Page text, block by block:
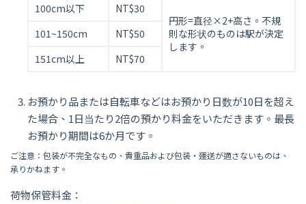
100cm以下
NT$30
円形=直径×2+高さ。不規
則な形状のものは駅が決定
します。
101~150cm
NT$50
151cm以上
NT$70
お預かり品または自転車などはお預かり日数が10日を超え
た場合、1日当たり2倍の預かり料金をいただきます。最長
お預かり期間は6か月です。
ご注意：包装が不完全なもの、貴重品および包装・運送が適さないものは、
承りかねます。
荷物保管料金：